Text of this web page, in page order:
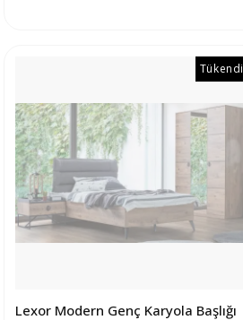
Tükendi
Lexor Modern Genç Karyola Başlığı